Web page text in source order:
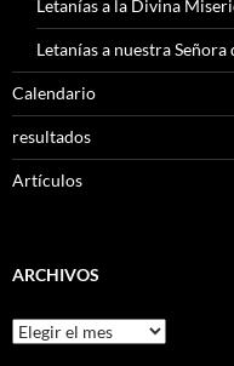
Letanías a la Divina
Letanías a nuestra
Calendario
resultados
Artículos
ARCHIVOS
Archivos